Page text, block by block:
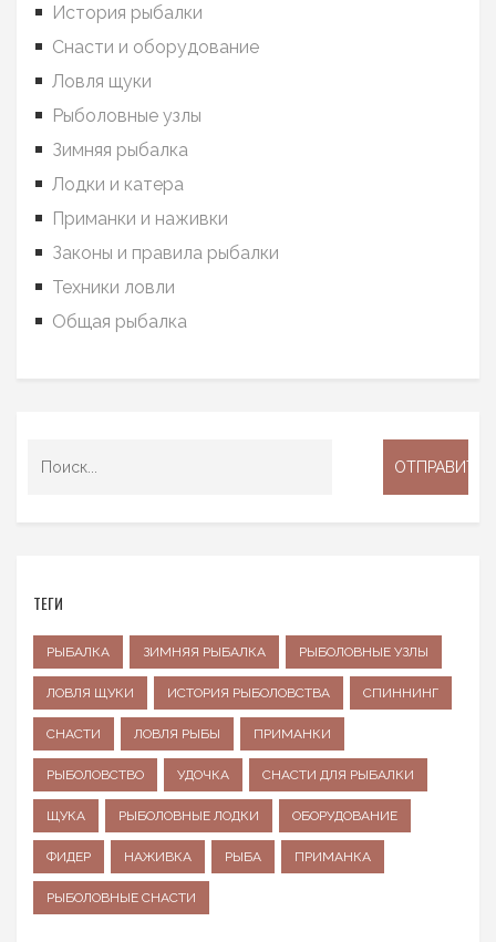
История рыбалки
Снасти и оборудование
Ловля щуки
Рыболовные узлы
Зимняя рыбалка
Лодки и катера
Приманки и наживки
Законы и правила рыбалки
Техники ловли
Общая рыбалка
ТЕГИ
РЫБАЛКА ЗИМНЯЯ РЫБАЛКА РЫБОЛОВНЫЕ УЗЛЫ
ЛОВЛЯ ЩУКИ ИСТОРИЯ РЫБОЛОВСТВА СПИННИНГ
СНАСТИ ЛОВЛЯ РЫБЫ ПРИМАНКИ
РЫБОЛОВСТВО УДОЧКА СНАСТИ ДЛЯ РЫБАЛКИ
ЩУКА РЫБОЛОВНЫЕ ЛОДКИ ОБОРУДОВАНИЕ
ФИДЕР НАЖИВКА РЫБА ПРИМАНКА
РЫБОЛОВНЫЕ СНАСТИ